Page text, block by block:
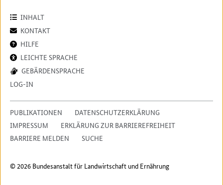
INHALT
KONTAKT
HILFE
LEICHTE SPRACHE
GEBÄRDENSPRACHE
LOG-IN
PUBLIKATIONEN
DATENSCHUTZERKLÄRUNG
IMPRESSUM
ERKLÄRUNG ZUR BARRIEREFREIHEIT
BARRIERE MELDEN
SUCHE
© 2026 Bundesanstalt für Landwirtschaft und Ernährung